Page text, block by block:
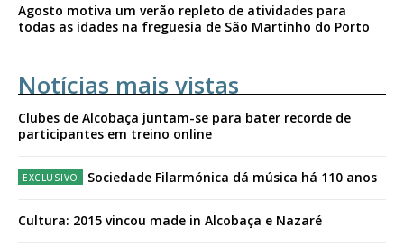
Agosto motiva um verão repleto de atividades para
todas as idades na freguesia de São Martinho do Porto
Notícias mais vistas
Clubes de Alcobaça juntam-se para bater recorde de
participantes em treino online
Sociedade Filarmónica dá música há 110 anos
Cultura: 2015 vincou made in Alcobaça e Nazaré